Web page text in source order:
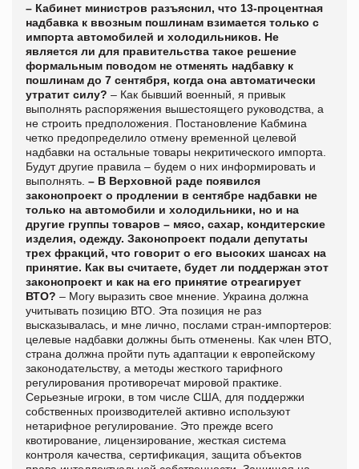
– Кабинет министров разъяснил, что 13-процентная
надбавка к ввозным пошлинам взимается только с
импорта автомобилей и холодильников. Не
является ли для правительства такое решение
формальным поводом не отменять надбавку к
пошлинам до 7 сентября, когда она автоматически
утратит силу? – Как бывший военный, я привык
выполнять распоряжения вышестоящего руководства, а
не строить предположения. Постановление Кабмина
четко предопределило отмену временной целевой
надбавки на остальные товары некритического импорта.
Будут другие правила – будем о них информировать и
выполнять. – В Верховной раде появился
законопроект о продлении в сентябре надбавки не
только на автомобили и холодильники, но и на
другие группы товаров – мясо, сахар, кондитерские
изделия, одежду. Законопроект подали депутаты
трех фракций, что говорит о его высоких шансах на
принятие. Как вы считаете, будет ли поддержан этот
законопроект и как на его принятие отреагирует
ВТО? – Могу выразить свое мнение. Украина должна
учитывать позицию ВТО. Эта позиция не раз
высказывалась, и мне лично, послами стран-импортеров:
целевые надбавки должны быть отменены. Как член ВТО,
страна должна пройти путь адаптации к европейскому
законодательству, а методы жесткого тарифного
регулирования противоречат мировой практике.
Серьезные игроки, в том числе США, для поддержки
собственных производителей активно используют
нетарифное регулирование. Это прежде всего
квотирование, лицензирование, жесткая система
контроля качества, сертификация, защита объектов